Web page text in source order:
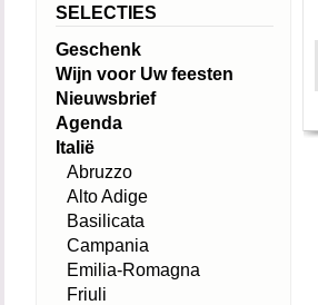
SELECTIES
Geschenk
Wijn voor Uw feesten
Nieuwsbrief
Agenda
Italië
Abruzzo
Alto Adige
Basilicata
Campania
Emilia-Romagna
Friuli